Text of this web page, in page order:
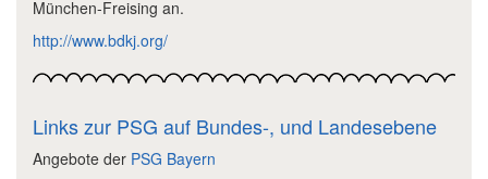
München-Freising an.
http://www.bdkj.org/
Links zur PSG auf Bundes-, und Landesebene
Angebote der PSG Bayern